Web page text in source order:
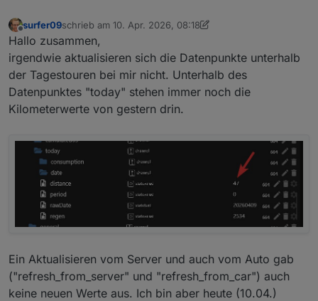
Offline
surfer09schrieb am 10. Apr. 2026, 08:18
zuletzt editiert von surfer094. Okt. 2026, 10:19
Hallo zusammen,
irgendwie aktualisieren sich die Datenpunkte unterhalb
der Tagestouren bei mir nicht. Unterhalb des
Datenpunktes "today" stehen immer noch die
Kilometerwerte von gestern drin.
Ein Aktualisieren vom Server und auch vom Auto gab
("refresh_from_server" und "refresh_from_car") auch
keine neuen Werte aus. Ich bin aber heute (10.04.)